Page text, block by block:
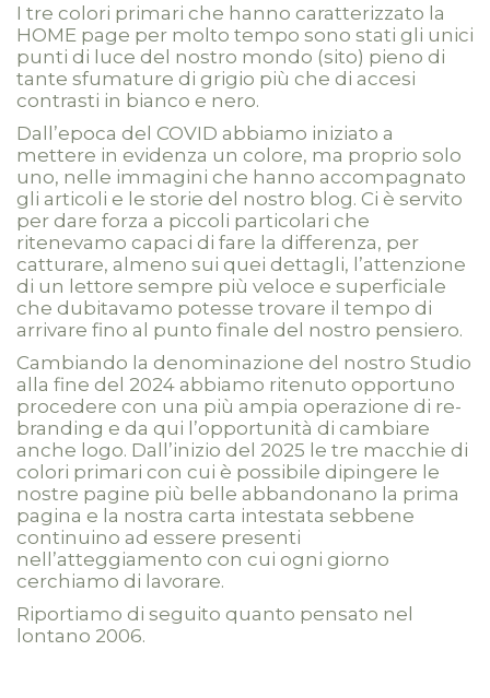
I tre colori primari che hanno caratterizzato la
HOME page per molto tempo sono stati gli unici
punti di luce del nostro mondo (sito) pieno di
tante sfumature di grigio più che di accesi
contrasti in bianco e nero.
Dall’epoca del COVID abbiamo iniziato a
mettere in evidenza un colore, ma proprio solo
uno, nelle immagini che hanno accompagnato
gli articoli e le storie del nostro blog. Ci è servito
per dare forza a piccoli particolari che
ritenevamo capaci di fare la differenza, per
catturare, almeno sui quei dettagli, l’attenzione
di un lettore sempre più veloce e superficiale
che dubitavamo potesse trovare il tempo di
arrivare fino al punto finale del nostro pensiero.
Cambiando la denominazione del nostro Studio
alla fine del 2024 abbiamo ritenuto opportuno
procedere con una più ampia operazione di re-
branding e da qui l’opportunità di cambiare
anche logo. Dall’inizio del 2025 le tre macchie di
colori primari con cui è possibile dipingere le
nostre pagine più belle abbandonano la prima
pagina e la nostra carta intestata sebbene
continuino ad essere presenti
nell’atteggiamento con cui ogni giorno
cerchiamo di lavorare.
Riportiamo di seguito quanto pensato nel
lontano 2006.